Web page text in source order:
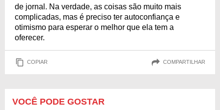
de jornal. Na verdade, as coisas são muito mais
complicadas, mas é preciso ter autoconfiança e
otimismo para esperar o melhor que ela tem a
oferecer.
COPIAR COMPARTILHAR
VOCÊ PODE GOSTAR